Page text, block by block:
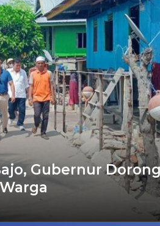
Gubernur